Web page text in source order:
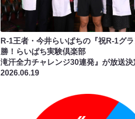
R-1王者・今井らいぱちの『祝R-1グ
勝！らいぱち実験倶楽部
滝汗全力チャレンジ30連発』が放送決
2026.06.19